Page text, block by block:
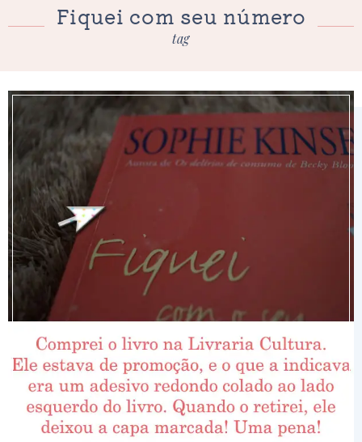
Fiquei com seu número
tag